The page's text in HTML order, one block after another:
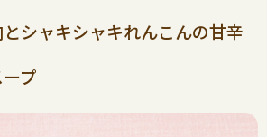
シャキシャキれんこんの甘辛
プ